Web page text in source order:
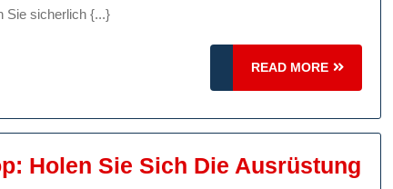
Unterstützung
Für
Fohlenelf!
Sie sicherlich {...}
READ MORE
READ
MORE
Holen Sie Sich Die Ausrüstung